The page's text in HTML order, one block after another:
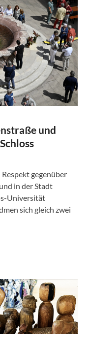
und
gegenüber
in der Stadt
Universität
sich gleich zwei